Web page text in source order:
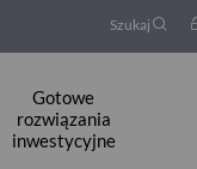
Szukaj
Gotowe
rozwiązania
inwestycyjne